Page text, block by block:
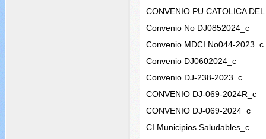
CONVENIO PU CATOLICA
Convenio No DJ0852024_c
Convenio MDCI No044-2023_c
Convenio DJ0602024_c
Convenio DJ-238-2023_c
CONVENIO DJ-069-2024R_c
CONVENIO DJ-069-2024_c
CI Municipios Saludables_c